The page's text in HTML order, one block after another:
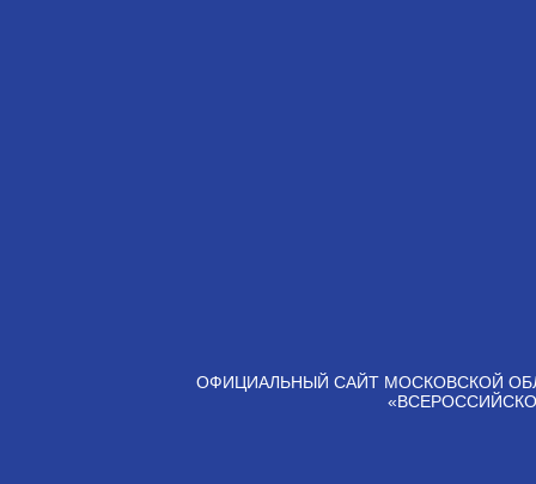
ОФИЦИАЛЬНЫЙ САЙТ МОСКОВСКОЙ